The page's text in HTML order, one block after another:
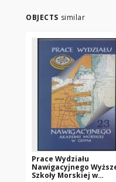
OBJECTS similar
Prace Wydziału
Nawigacyjnego
Szkoły Morskiej w